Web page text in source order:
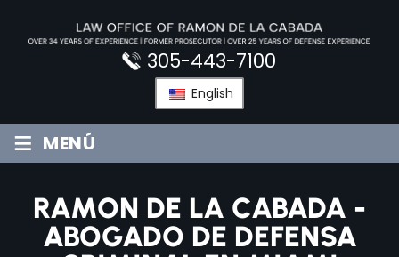
305-443-7100
English
≡ MENÚ
RAMON DE LA CABADA -
ABOGADO DE DEFENSA